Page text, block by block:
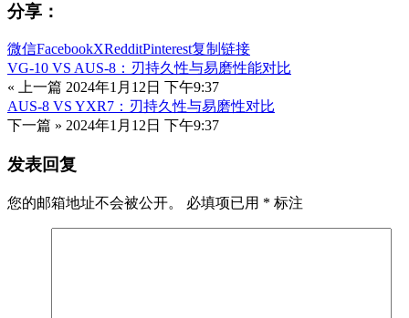
分享：
微信FacebookXRedditPinterest复制链接
VG-10 VS AUS-8：刃持久性与易磨性能对比
« 上一篇 2024年1月12日 下午9:37
AUS-8 VS YXR7：刃持久性与易磨性对比
下一篇 » 2024年1月12日 下午9:37
发表回复
您的邮箱地址不会被公开。 必填项已用 * 标注